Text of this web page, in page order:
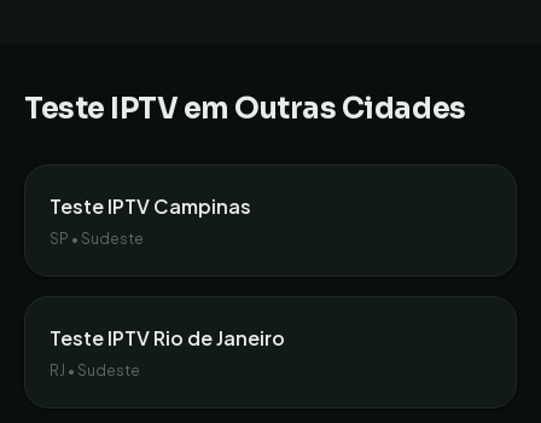
Teste IPTV em Outras Cidades
Teste IPTVCampinas
SP • Sudeste
Teste IPTVRio de Janeiro
RJ • Sudeste